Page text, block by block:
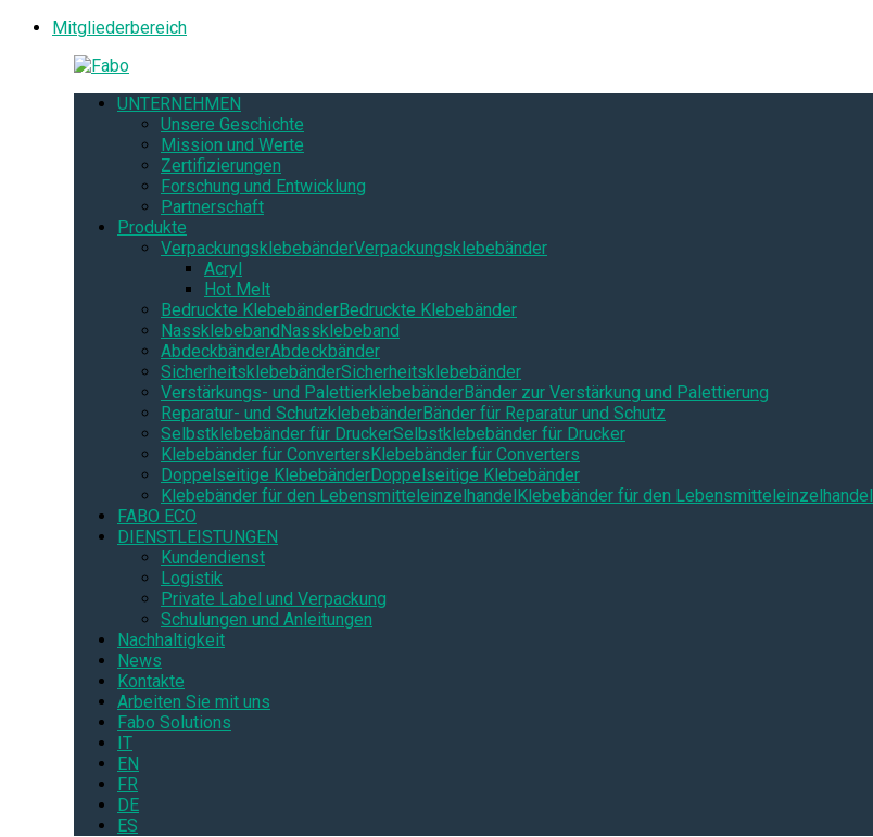
Mitgliederbereich
UNTERNEHMEN
Unsere Geschichte
Mission und Werte
Zertifizierungen
Forschung und Entwicklung
Partnerschaft
Produkte
VerpackungsklebebänderVerpackungsklebebänder
Acryl
Hot Melt
Bedruckte KlebebänderBedruckte Klebebänder
NassklebebandNassklebeband
AbdeckbänderAbdeckbänder
SicherheitsklebebänderSicherheitsklebebänder
Verstärkungs- und PalettierklebebänderBänder zur Verstärkung und Palettierung
Reparatur- und SchutzklebebänderBänder für Reparatur und Schutz
Selbstklebebänder für DruckerSelbstklebebänder für Drucker
Klebebänder für ConvertersKlebebänder für Converters
Doppelseitige KlebebänderDoppelseitige Klebebänder
Klebebänder für den LebensmitteleinzelhandelKlebebänder für den Lebensmitteleinzelhandel
FABO ECO
DIENSTLEISTUNGEN
Kundendienst
Logistik
Private Label und Verpackung
Schulungen und Anleitungen
Nachhaltigkeit
News
Kontakte
Arbeiten Sie mit uns
Fabo Solutions
IT
EN
FR
DE
ES